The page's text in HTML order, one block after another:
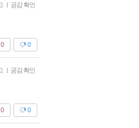
| 공감 확인
0
0
| 공감 확인
0
0